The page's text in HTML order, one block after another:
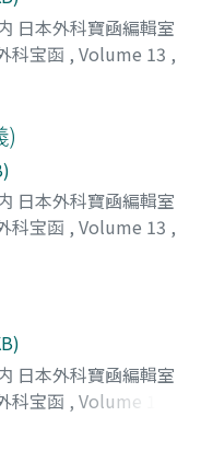
日本外科寶凾編輯室
科宝函 , Volume 13 ,
)
日本外科寶凾編輯室
科宝函 , Volume 13 ,
日本外科寶凾編輯室
科宝函 , Volume 13